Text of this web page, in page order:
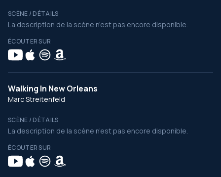
SCÈNE / DÉTAILS
La description de la scène n’est pas encore disponible.
ÉCOUTER SUR
Walking In New Orleans
Marc Streitenfeld
SCÈNE / DÉTAILS
La description de la scène n’est pas encore disponible.
ÉCOUTER SUR